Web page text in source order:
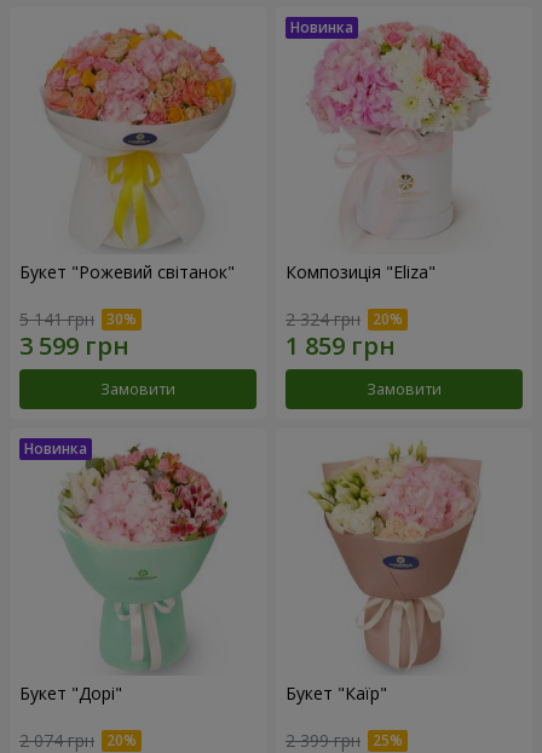
Букет "Рожевий світанок"
5 141 грн
Замовити
Композиція "Eliza"
2 324 грн
Замовити
Букет "Дорі"
2 074 грн
Букет "Каїр"
2 399 грн